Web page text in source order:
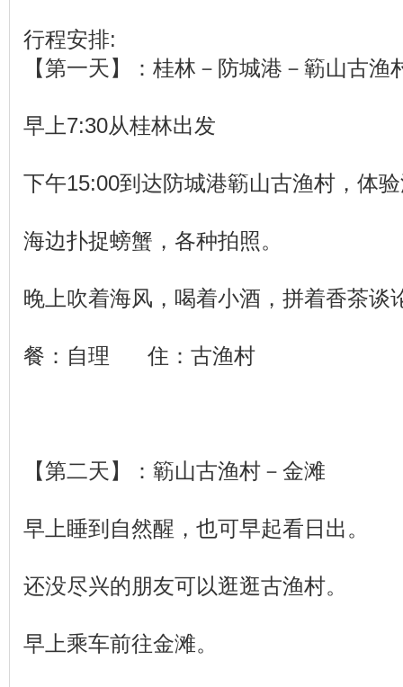
行程安排:
【第一天】：桂林－防城港－簕山古渔
早上7:30从桂林出发
下午15:00到达防城港簕山古渔村，体
海边扑捉螃蟹，各种拍照。
晚上吹着海风，喝着小酒，拼着香茶谈
餐：自理 住：古渔村
【第二天】：簕山古渔村－金滩
早上睡到自然醒，也可早起看日出。
还没尽兴的朋友可以逛逛古渔村。
早上乘车前往金滩。